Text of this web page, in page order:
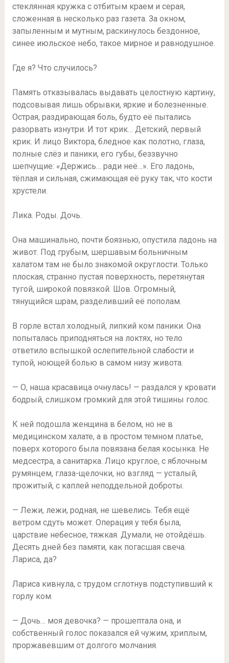
стеклянная кружка с отбитым краем и серая,
сложенная в несколько раз газета. За окном,
запыленным и мутным, раскинулось бездонное,
синее июльское небо, такое мирное и равнодушное.
Где я? Что случилось?
Память отказывалась выдавать целостную картину,
подсовывая лишь обрывки, яркие и болезненные.
Острая, раздирающая боль, будто её пытались
разорвать изнутри. И тот крик… Детский, первый
крик. И лицо Виктора, бледное как полотно, глаза,
полные слёз и паники, его губы, беззвучно
шепчущие: «Держись… ради неё…». Его ладонь,
тёплая и сильная, сжимающая её руку так, что кости
хрустели.
Лика. Роды. Дочь.
Она машинально, почти боязнью, опустила ладонь на
живот. Под грубым, шершавым больничным
халатом там не было знакомой округлости. Только
плоская, странно пустая поверхность, перетянутая
тугой, широкой повязкой. Шов. Огромный,
тянущийся шрам, разделивший её пополам.
В горле встал холодный, липкий ком паники. Она
попыталась приподняться на локтях, но тело
ответило вспышкой ослепительной слабости и
тупой, ноющей болью в самом низу живота.
— О, наша красавица очнулась! — раздался у кровати
бодрый, слишком громкий для этой тишины голос.
К ней подошла женщина в белом, но не в
медицинском халате, а в простом темном платье,
поверх которого была повязана белая косынка. Не
медсестра, а санитарка. Лицо круглое, с яблочным
румянцем, глаза-щелочки, но взгляд — усталый,
прожитый, с каплей неподдельной доброты.
— Лежи, лежи, родная, не шевелись. Тебя ещё
ветром сдуть может. Операция у тебя была,
царствие небесное, тяжкая. Думали, не отойдёшь.
Десять дней без памяти, как погасшая свеча.
Лариса, да?
Лариса кивнула, с трудом сглотнув подступивший к
горлу ком.
— Дочь… моя девочка? — прошептала она, и
собственный голос показался ей чужим, хриплым,
проржавевшим от долгого молчания.